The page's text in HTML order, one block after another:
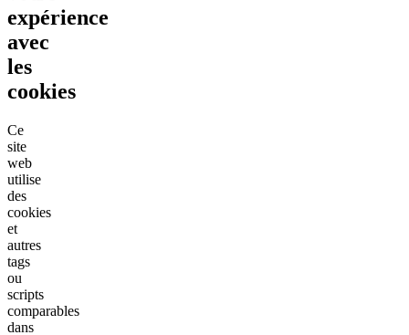
expérience
avec
les
cookies
Ce
site
web
utilise
des
cookies
et
autres
tags
ou
scripts
comparables
dans